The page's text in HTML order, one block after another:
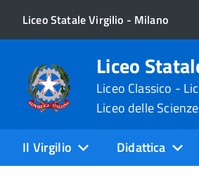
Liceo Statale Virgilio - Milano
Liceo
Liceo Classico -
Liceo delle
Il Virgilio Didattica